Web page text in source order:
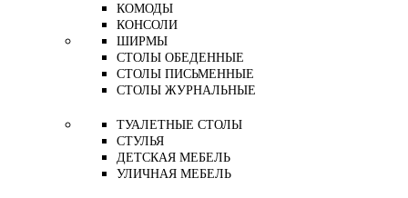
КОМОДЫ
КОНСОЛИ
ШИРМЫ
СТОЛЫ ОБЕДЕННЫЕ
СТОЛЫ ПИСЬМЕННЫЕ
СТОЛЫ ЖУРНАЛЬНЫЕ
ТУАЛЕТНЫЕ СТОЛЫ
СТУЛЬЯ
ДЕТСКАЯ МЕБЕЛЬ
УЛИЧНАЯ МЕБЕЛЬ